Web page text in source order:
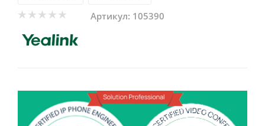
Артикул: 105390